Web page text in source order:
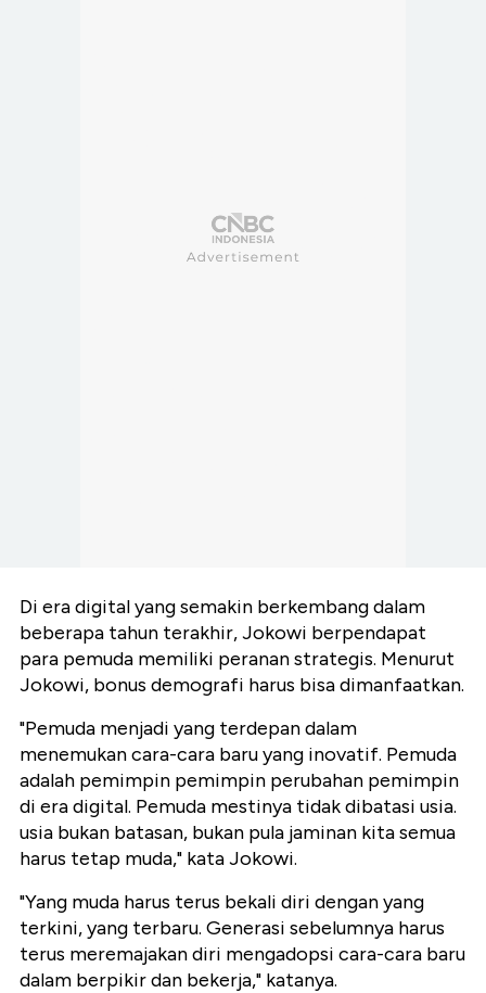
Di era digital yang semakin berkembang dalam
beberapa tahun terakhir, Jokowi berpendapat
para pemuda memiliki peranan strategis. Menurut
Jokowi, bonus demografi harus bisa dimanfaatkan.
"Pemuda menjadi yang terdepan dalam
menemukan cara-cara baru yang inovatif. Pemuda
adalah pemimpin pemimpin perubahan pemimpin
di era digital. Pemuda mestinya tidak dibatasi usia.
usia bukan batasan, bukan pula jaminan kita semua
harus tetap muda," kata Jokowi.
"Yang muda harus terus bekali diri dengan yang
terkini, yang terbaru. Generasi sebelumnya harus
terus meremajakan diri mengadopsi cara-cara baru
dalam berpikir dan bekerja," katanya.